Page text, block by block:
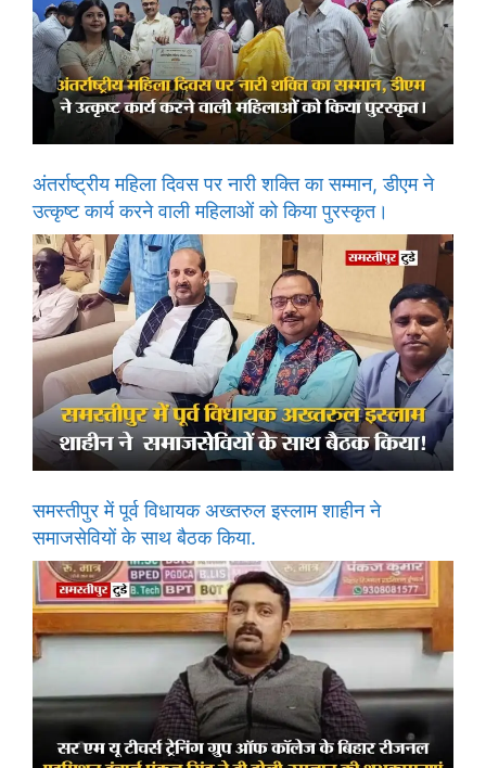
अंतर्राष्ट्रीय महिला दिवस पर नारी शक्ति का सम्मान, डीएम ने
उत्कृष्ट कार्य करने वाली महिलाओं को किया पुरस्कृत।
समस्तीपुर में पूर्व विधायक अख्तरुल इस्लाम शाहीन ने
समाजसेवियों के साथ बैठक किया.